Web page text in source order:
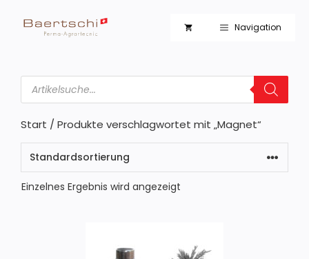
Inhalt
Navigation
Products
search
Start / Produkte verschlagwortet mit „Magnet“
Einzelnes Ergebnis wird angezeigt